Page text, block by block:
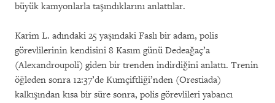
büyük kamyonlarla taşındıklarını anlattılar.
Karim L. adındaki 25 yaşındaki Faslı bir adam, polis
görevlilerinin kendisini 8 Kasım günü Dedeağaç’a
(Alexandroupoli) giden bir trenden indirdiğini anlattı. Trenin
öğleden sonra 12:37’de Kumçiftliği’nden (Orestiada)
kalkışından kısa bir süre sonra, polis görevlileri yabancı